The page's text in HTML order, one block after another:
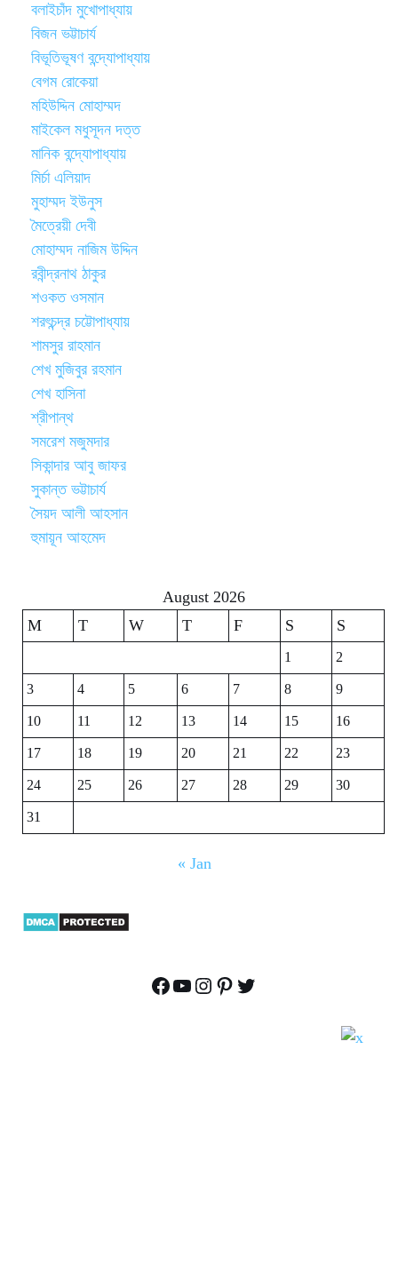
বলাইচাঁদ মুখোপাধ্যায়
বিজন ভট্টাচার্য
বিভূতিভূষণ বন্দ্যোপাধ্যায়
বেগম রোকেয়া
মহিউদ্দিন মোহাম্মদ
মাইকেল মধুসূদন দত্ত
মানিক বন্দ্যোপাধ্যায়
মির্চা এলিয়াদ
মুহাম্মদ ইউনুস
মৈত্রেয়ী দেবী
মোহাম্মদ নাজিম উদ্দিন
রবীন্দ্রনাথ ঠাকুর
শওকত ওসমান
শরৎচন্দ্র চট্টোপাধ্যায়
শামসুর রাহমান
শেখ মুজিবুর রহমান
শেখ হাসিনা
শ্রীপান্থ
সমরেশ মজুমদার
সিকান্দার আবু জাফর
সুকান্ত ভট্টাচার্য
সৈয়দ আলী আহসান
হুমায়ূন আহমেদ
August 2026
M
T W T F S S
1
2
3
4 5 6 7 8
9
10
11 12 13 14 15
16
17
18 19 20 21 22
23
24
25 26 27 28 29
30
31
« Jan